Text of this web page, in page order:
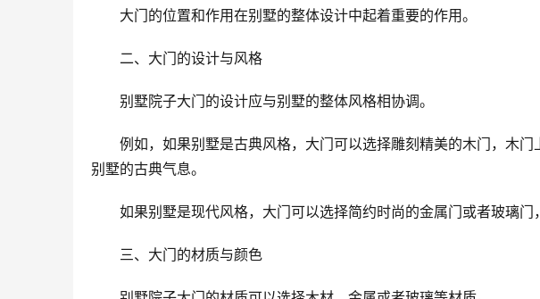
大门的位置和作用在别墅的整体设计中起着重要的作用。
二、大门的设计与风格
别墅院子大门的设计应与别墅的整体风格相协调。
例如，如果别墅是古典风格，大门可以选择雕刻精美的木门，木
别墅的古典气息。
如果别墅是现代风格，大门可以选择简约时尚的金属门或者玻璃门
三、大门的材质与颜色